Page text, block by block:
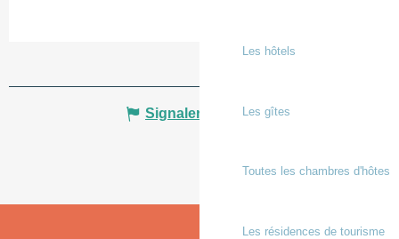
Les hôtels
Les gîtes
Toutes les chambres d'hôtes
Les résidences de tourisme
Signaler une erreur